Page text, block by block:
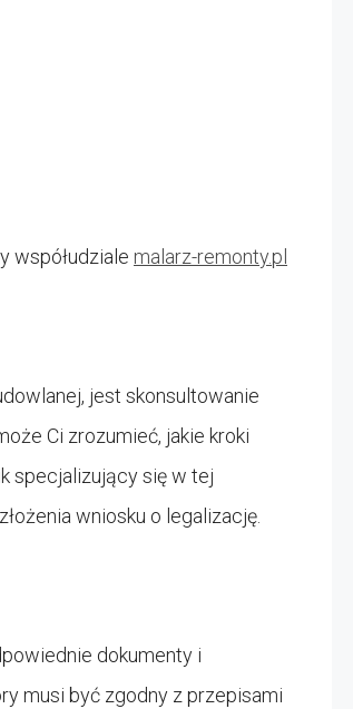
współudziale malarz-remonty.pl
jest skonsultowanie
Ci zrozumieć, jakie kroki
specjalizujący się w tej
wniosku o legalizację.
dokumenty i
musi być zgodny z przepisami